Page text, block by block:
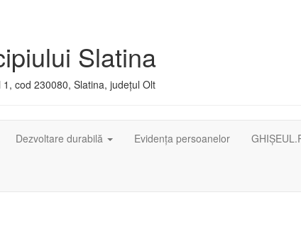
Slatina
cod 230080, Slatina, județul Olt
Dezvoltare durabilă Evidența persoanelor